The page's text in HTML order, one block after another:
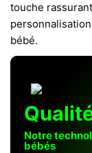
touche
bébé.
Notre
bébés